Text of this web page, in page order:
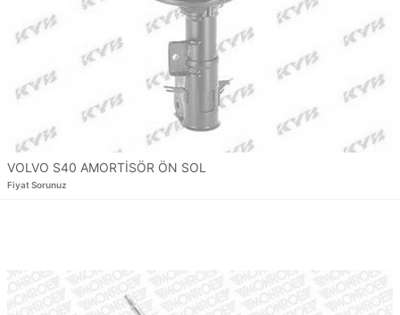
VOLVO S40 AMORTİSÖR ÖN SOL
Fiyat Sorunuz